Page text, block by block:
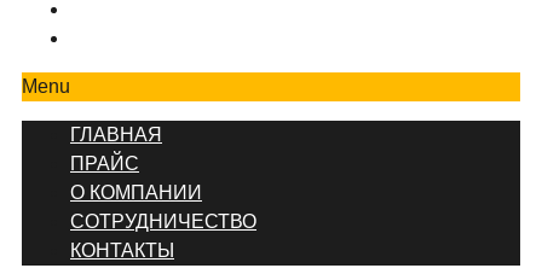
Menu
ГЛАВНАЯ
ПРАЙС
О КОМПАНИИ
СОТРУДНИЧЕСТВО
КОНТАКТЫ